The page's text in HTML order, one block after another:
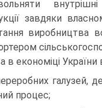
завдяки
виробництва
економіці
галузей,
процес;